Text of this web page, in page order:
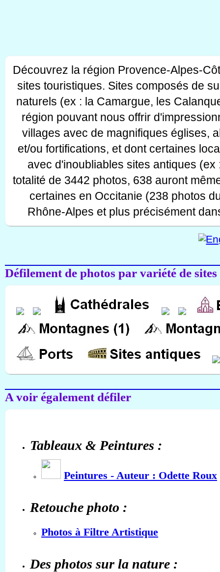
Découvrez la région Provence-Alpes-
sites touristiques. Sites composés de
naturels (ex : la Camargue, les
région pouvant nous offrir
villages avec de magnifiques églises,
et/ou fortifications, et dont certaines
avec d'inoubliables sites antiques
totalité de 3442 photos, 638 auront
certaines en Occitanie (238 photos
Rhône-Alpes et plus précisément
Défilement de photos par variété de
A voir également défiler
Tableaux & Peintures :
Peintures - Auteur : Odette Roux
Retouche photo :
Photos à Filtre Artistique
Des photos sur la nature :